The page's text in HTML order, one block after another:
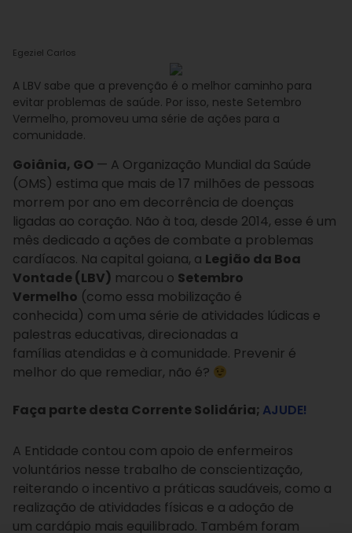
Egeziel Carlos
A LBV sabe que a prevenção é o melhor caminho para
evitar problemas de saúde. Por isso, neste Setembro
Vermelho, promoveu uma série de ações para a
comunidade.
Goiânia, GO — A Organização Mundial da Saúde
(OMS) estima que mais de 17 milhões de pessoas
morrem por ano em decorrência de doenças
ligadas ao coração. Não à toa, desde 2014, esse é um
mês dedicado a ações de combate a problemas
cardíacos. Na capital goiana, a Legião da Boa
Vontade (LBV) marcou o Setembro
Vermelho (como essa mobilização é
conhecida) com uma série de atividades lúdicas e
palestras educativas, direcionadas a
famílias atendidas e à comunidade. Prevenir é
melhor do que remediar, não é?
Faça parte desta Corrente Solidária; AJUDE!
A Entidade contou com apoio de enfermeiros
voluntários nesse trabalho de conscientização,
reiterando o incentivo a práticas saudáveis, como a
realização de atividades físicas e a adoção de
um cardápio mais equilibrado. Também foram